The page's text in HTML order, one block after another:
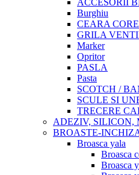
Burghiu
CEARA
GRILA
Marker
Opritor
PASLA
Pasta
SCOTCH /
SCULE SI
TRECERE
ADEZIV, SILICON,
BROASTE-
Broasca yala
Broasca
Broasca